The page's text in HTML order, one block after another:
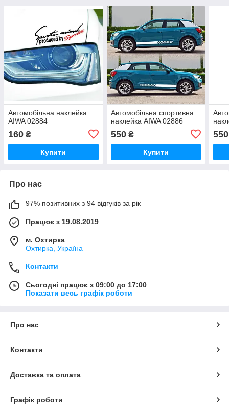
Автомобільна наклейка
AIWA 02884
160 ₴
Купити
Автомобільна спортивна
наклейка AIWA 02886
550₴
Купити
550
Про нас
97% позитивних з 94 відгуків за рік
Працює з 19.08.2019
м. Охтирка
Охтирка, Україна
Контакти
Сьогодні працює з 09:00 до 17:00
Показати весь графік роботи
Про нас
Контакти
Доставка та оплата
Графік роботи